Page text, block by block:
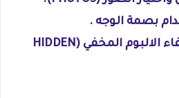
بصمة الوجه .
ثم قم بتفعيل اخفاء الالبوم المخفي (HIDDEN